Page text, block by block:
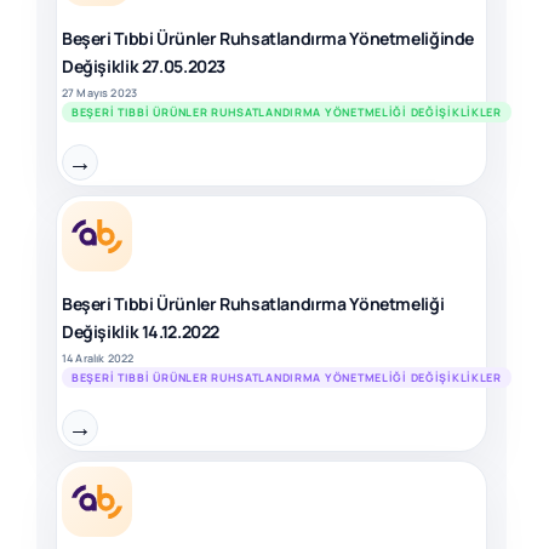
Beşeri Tıbbi Ürünler Ruhsatlandırma Yönetmeliğinde
Değişiklik 27.05.2023
27 Mayıs 2023
BEŞERI TIBBI ÜRÜNLER RUHSATLANDIRMA YÖNETMELIĞI DEĞIŞIKLIKLER
→
Beşeri Tıbbi Ürünler Ruhsatlandırma Yönetmeliği
Değişiklik 14.12.2022
14 Aralık 2022
BEŞERI TIBBI ÜRÜNLER RUHSATLANDIRMA YÖNETMELIĞI DEĞIŞIKLIKLER
→